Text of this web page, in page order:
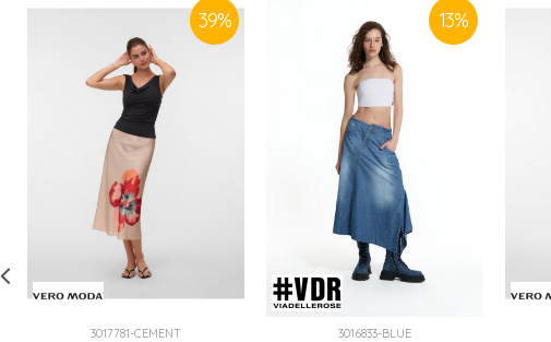
39%
3017781-CEMENT
13%
3016833-BLUE